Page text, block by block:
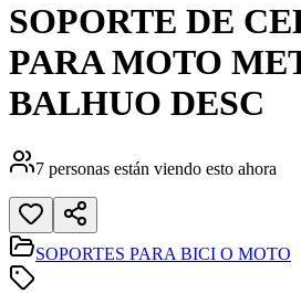
SOPORTE DE
PARA MOTO
BALHUO DESC
7 personas están viendo esto ahora
SOPORTES PARA BICI O MOTO